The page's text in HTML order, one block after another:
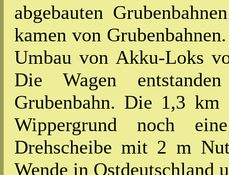
abgebauten
kamen von
Umbau von Akku-Loks
Die Wagen
Grubenbahn. Die 1,3
Wippergrund noch
Drehscheibe mit 2 m
Wende in Ostdeutschland